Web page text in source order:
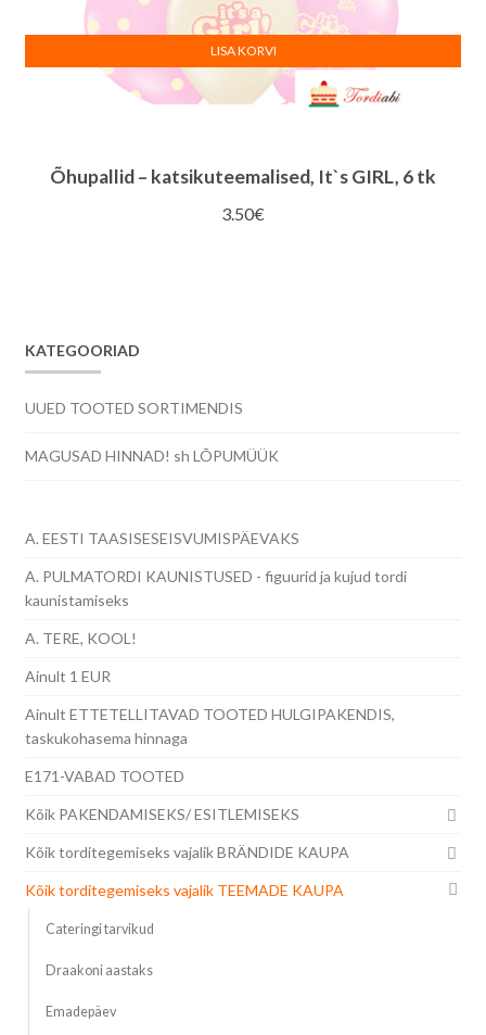
Õhupallid – katsikuteemalised, It`s GIRL, 6 tk
3.50€
LISA KORVI
KATEGOORIAD
UUED TOOTED SORTIMENDIS
MAGUSAD HINNAD! sh LÕPUMÜÜK
A. EESTI TAASISESEISVUMISPÄEVAKS
A. PULMATORDI KAUNISTUSED - figuurid ja kujud tordi
kaunistamiseks
A. TERE, KOOL!
Ainult 1 EUR
Ainult ETTETELLITAVAD TOOTED HULGIPAKENDIS,
taskukohasema hinnaga
E171-VABAD TOOTED
Kõik PAKENDAMISEKS/ ESITLEMISEKS
Kõik torditegemiseks vajalik BRÄNDIDE KAUPA
Kõik torditegemiseks vajalik TEEMADE KAUPA
Cateringi tarvikud
Draakoni aastaks
Emadepäev